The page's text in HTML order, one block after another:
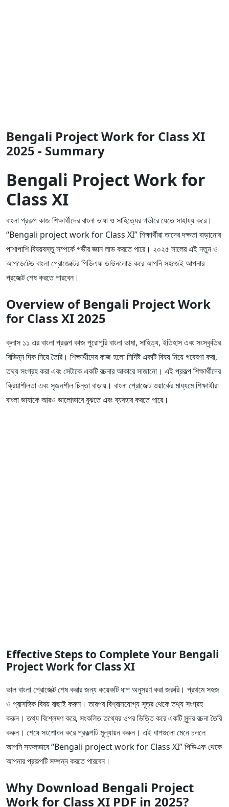
Bengali Project Work for Class XI
2025 - Summary
Bengali Project Work for
Class XI
বাংলা প্রকল্প কাজ শিক্ষার্থীদের বাংলা ভাষা ও সাহিত্যের গভীরে যেতে সাহায্য করে।
“Bengali project work for Class XI” শিক্ষার্থীরা তাদের দক্ষতা বাড়ানোর
পাশাপাশি বিষয়বস্তু সম্পর্কে গভীর জ্ঞান লাভ করতে পারে। ২০২৫ সালের এই নতুন ও
আপডেটেড বাংলা প্রোজেক্টের পিডিএফ ডাউনলোড করে আপনি সহজেই আপনার
প্রজেক্ট শেষ করতে পারবেন।
Overview of Bengali Project Work
for Class XI 2025
ক্লাস ১১ এর বাংলা প্রকল্প কাজ পুরোপুরি বাংলা ভাষা, সাহিত্য, ইতিহাস এবং সংস্কৃতির
বিভিন্ন দিক নিয়ে তৈরি। শিক্ষার্থীদের কাজ হলো নির্দিষ্ট একটি বিষয় নিয়ে গবেষণা করা,
তথ্য সংগ্রহ করা এবং সেটাকে একটি রচনার আকারে সাজানো। এই প্রকল্প শিক্ষার্থীদের
ক্রিয়াশীলতা এবং সৃজনশীল চিন্তা বাড়ায়। বাংলা প্রোজেক্ট ওয়ার্কের মাধ্যমে শিক্ষার্থীরা
বাংলা ভাষাকে আরও ভালোভাবে বুঝতে এবং ব্যবহার করতে পারে।
Effective Steps to Complete Your Bengali
Project Work for Class XI
ভাল বাংলা প্রোজেক্ট শেষ করার জন্য কয়েকটি ধাপ অনুসরণ করা জরুরি। প্রথমে সহজ
ও প্রাসঙ্গিক বিষয় বাছাই করুন। তারপর বিশ্বাসযোগ্য সূত্র থেকে তথ্য সংগ্রহ
করুন। তথ্য বিশ্লেষণ করে, সংকলিত তথ্যের ওপর ভিত্তি করে একটি সুন্দর রচনা তৈরি
করুন। শেষে সংশোধন করে প্রকল্পটি মূল্যায়ন করুন। এই ধাপগুলো মেনে চললে
আপনি সফলভাবে “Bengali project work for Class XI” পিডিএফ থেকে
আপনার প্রকল্পটি সম্পন্ন করতে পারবেন।
Why Download Bengali Project
Work for Class XI PDF in 2025?